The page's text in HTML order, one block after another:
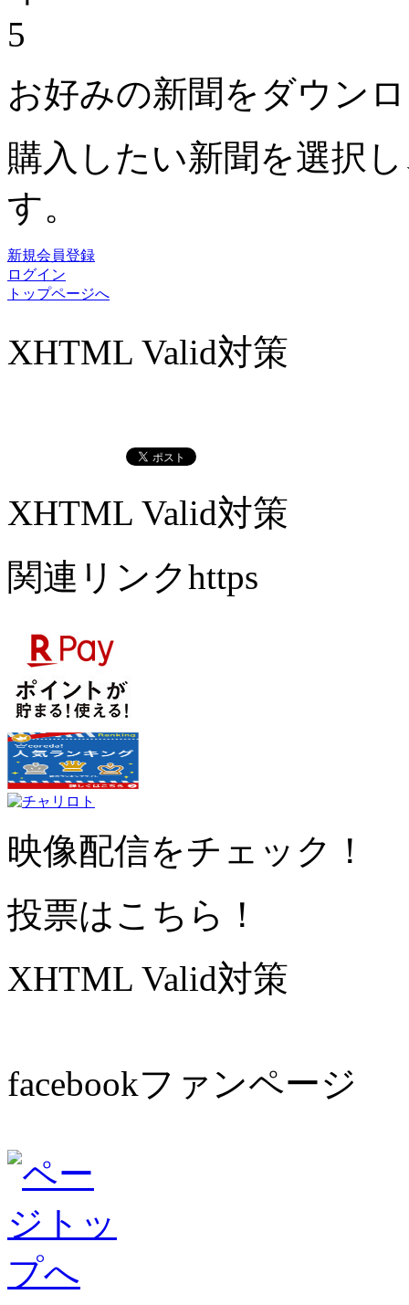
5
お好みの新聞をダウン
購入したい新聞を選択
す。
新規会員登録
ログイン
トップページへ
XHTML Valid対策
XHTML Valid対策
関連リンクhttps
映像配信をチェック！
投票はこちら！
XHTML Valid対策
facebookファンページ